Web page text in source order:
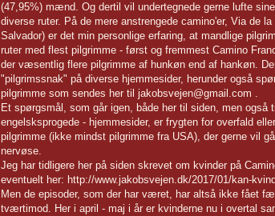
(47,95%) mænd. Og dertil vil undertegnede gerne lufte
diverse ruter. På de mere anstrengede camino'er, Via de
Salvador) er det min personlige erfaring, at mandlige
ruter med flest pilgrimme - først og fremmest Camino
der væsentlig flere pilgrimme af hunkøn end af hankøn.
"pilgrimssnak" på diverse hjemmesider, herunder også
pilgrimme som sendes her til jakobsvejen@gmail.com .
Et spørgsmål, som går igen, både her til siden, men også
engelsksprogede - hjemmesider, er frygten for overfald
pilgrimme (ikke mindst pilgrimme fra USA), der gerne vil
nervøse.
Jeg har tidligere her på siden skrevet om kvinder på
eventuelt her: http://www.jakobsvejen.dk/2017/01/kan-
Men de episoder, som der har været, har altså ikke fået
tværtimod. Her i april - maj i år er kvinderne nu i overtal